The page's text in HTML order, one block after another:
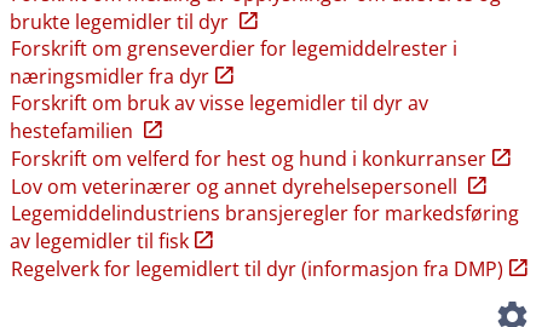
brukte legemidler til dyr
Forskrift om grenseverdier for legemiddelrester i
næringsmidler fra dyr
Forskrift om bruk av visse legemidler til dyr av
hestefamilien
Forskrift om velferd for hest og hund i konkurranser
Lov om veterinærer og annet dyrehelsepersonell
Legemiddelindustriens bransjeregler for markedsføring
av legemidler til fisk
Regelverk for legemidlert til dyr (informasjon fra DMP)